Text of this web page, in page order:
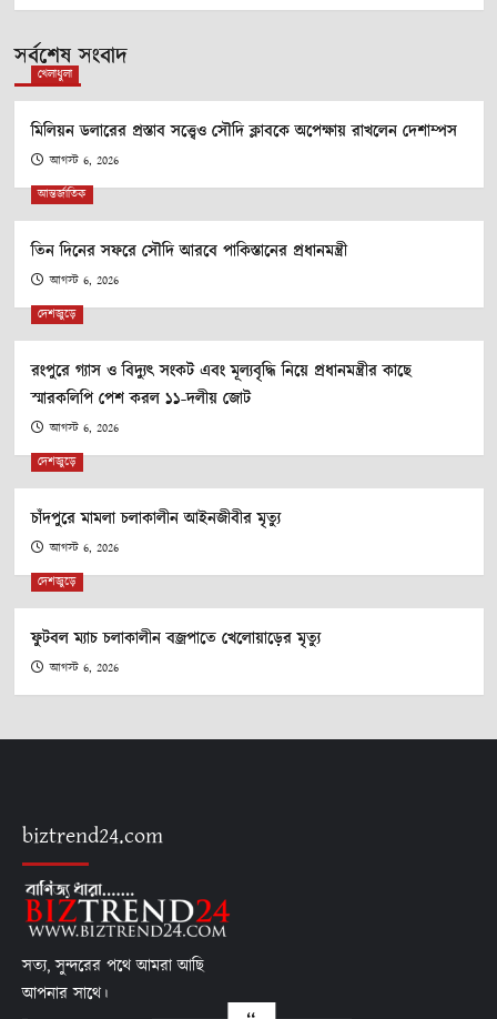
সর্বশেষ সংবাদ
খেলাধুলা
মিলিয়ন ডলারের প্রস্তাব সত্ত্বেও সৌদি ক্লাবকে অপেক্ষায় রাখলেন দেশাম্পস
আগস্ট 6, 2026
আন্তর্জাতিক
তিন দিনের সফরে সৌদি আরবে পাকিস্তানের প্রধানমন্ত্রী
আগস্ট 6, 2026
দেশজুড়ে
রংপুরে গ্যাস ও বিদ্যুৎ সংকট এবং মূল্যবৃদ্ধি নিয়ে প্রধানমন্ত্রীর কাছে
স্মারকলিপি পেশ করল ১১-দলীয় জোট
আগস্ট 6, 2026
দেশজুড়ে
চাঁদপুরে মামলা চলাকালীন আইনজীবীর মৃত্যু
আগস্ট 6, 2026
দেশজুড়ে
ফুটবল ম্যাচ চলাকালীন বজ্রপাতে খেলোয়াড়ের মৃত্যু
আগস্ট 6, 2026
biztrend24.com
সত্য, সুন্দরের পথে আমরা আছি
আপনার সাথে।